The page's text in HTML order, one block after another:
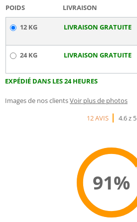
POIDS LIVRAISON
12 KG LIVRAISON GRATUITE
24 KG LIVRAISON GRATUITE
EXPÉDIÉ DANS LES 24 HEURES
Images de nos clientsVoir plus de photos
12 AVIS
4.6 z 5
91%